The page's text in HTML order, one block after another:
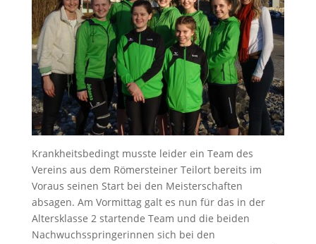
Krankheitsbedingt musste leider ein Team des
Vereins aus dem Römersteiner Teilort bereits im
Voraus seinen Start bei den Meisterschaften
absagen. Am Vormittag galt es nun für das in der
Altersklasse 2 startende Team und die beiden
Nachwuchsspringerinnen sich bei den